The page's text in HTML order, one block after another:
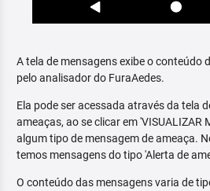
A tela de mensagens exibe o conteúdo
pelo analisador do FuraAedes.
Ela pode ser acessada através da tela
ameaças, ao se clicar em 'VISUALIZAR
algum tipo de mensagem de ameaça.
temos mensagens do tipo 'Alerta de
O conteúdo das mensagens varia de